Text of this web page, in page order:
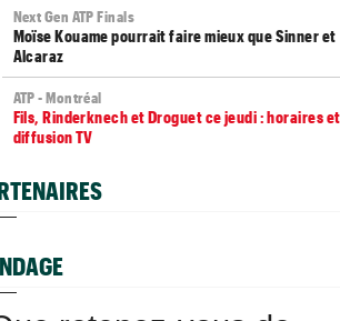
Next Gen ATP Finals
Moïse Kouame pourrait faire mieux que Sinner et
Alcaraz
ATP - Montréal
Fils, Rinderknech et Droguet ce jeudi : horaires et
diffusion TV
BJK Cup
Zheng, Rybakina, Noskova... : qui jouera les BJK
Finals ?
Carnet Rose
Caroline Garcia est devenue maman d’un petit